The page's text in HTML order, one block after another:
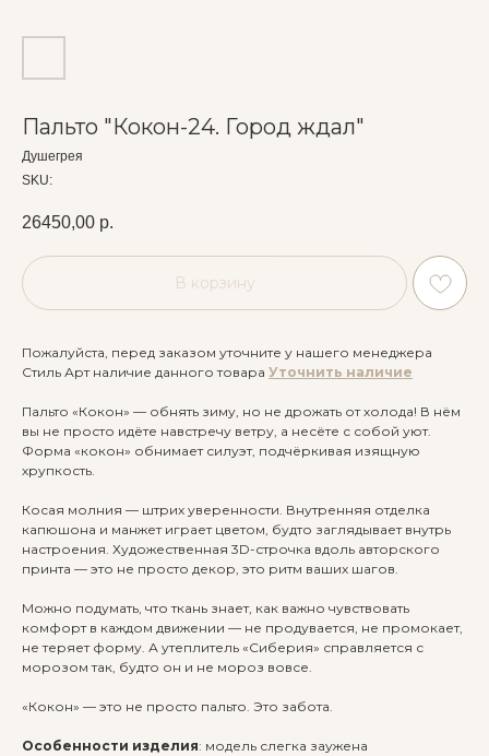
Пальто "Кокон-24. Город ждал"
Душегрея
SKU:
26450,00 р.
В корзину
Пожалуйста, перед заказом уточните у нашего менеджера
Стиль Арт наличие данного товара Уточнить наличие
Пальто «Кокон» — обнять зиму, но не дрожать от холода! В нём
вы не просто идёте навстречу ветру, а несёте с собой уют.
Форма «кокон» обнимает силуэт, подчёркивая изящную
хрупкость.
Косая молния — штрих уверенности. Внутренняя отделка
капюшона и манжет играет цветом, будто заглядывает внутрь
настроения. Художественная 3D-строчка вдоль авторского
принта — это не просто декор, это ритм ваших шагов.
Можно подумать, что ткань знает, как важно чувствовать
комфорт в каждом движении — не продувается, не промокает,
не теряет форму. А утеплитель «Сиберия» справляется с
морозом так, будто он и не мороз вовсе.
«Кокон» — это не просто пальто. Это забота.
Особенности изделия: модель слегка заужена